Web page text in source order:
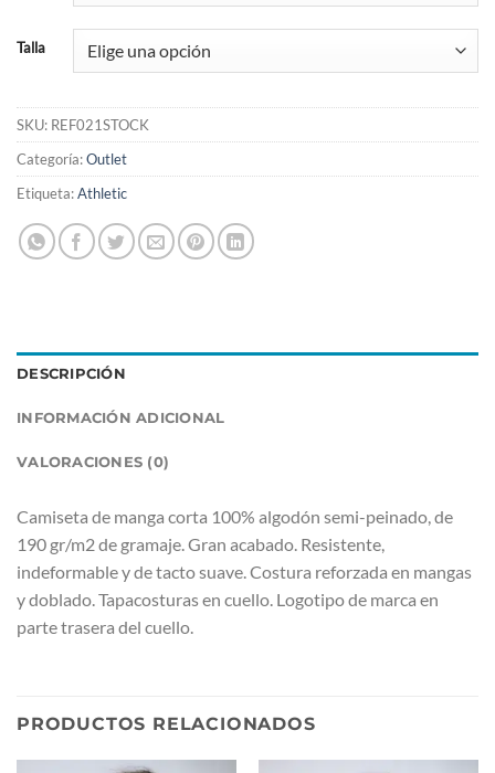
Talla
SKU: REF021STOCK
Categoría:Outlet
Etiqueta:Athletic
DESCRIPCIÓN
INFORMACIÓN ADICIONAL
VALORACIONES (0)
Camiseta de manga corta 100% algodón semi-peinado, de
190 gr/m2 de gramaje. Gran acabado. Resistente,
indeformable y de tacto suave. Costura reforzada en mangas
y doblado. Tapacosturas en cuello. Logotipo de marca en
parte trasera del cuello.
PRODUCTOS RELACIONADOS